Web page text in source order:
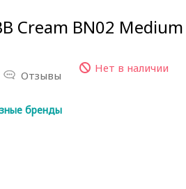
Cream BN02 Medium
Отзывы
Нет в наличии
бренды